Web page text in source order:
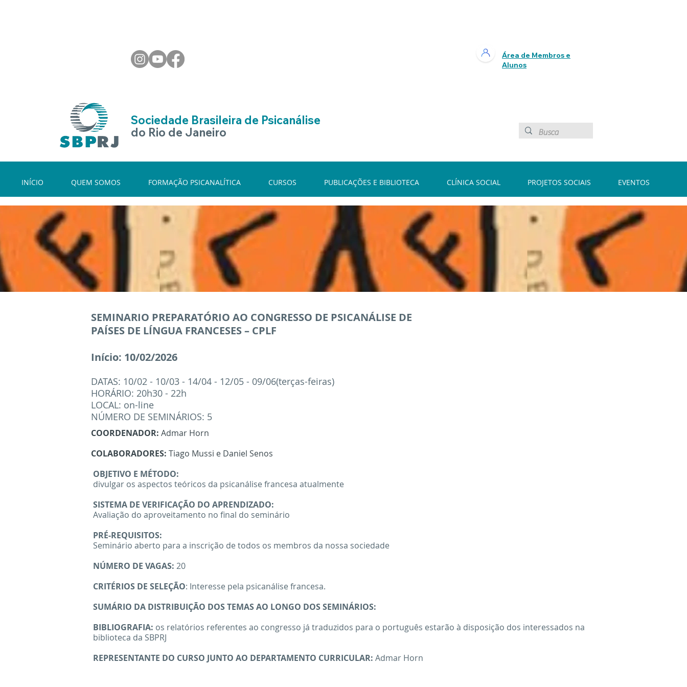
Sociedade Brasileira de Psicanálise
do Rio de Janeiro
Área de Membros e
Alunos
SEMINARIO PREPARATÓRIO AO CONGRESSO DE PSICANÁLISE DE
PAÍSES DE LÍNGUA FRANCESES – CPLF
Início: 10/02/2026
DATAS: 10/02 - 10/03 - 14/04 - 12/05 - 09/06(terças-feiras)
HORÁRIO: 20h30 - 22h
LOCAL: on-line
NÚMERO DE SEMINÁRIOS: 5
COORDENADOR: Admar Horn
COLABORADORES: Tiago Mussi e Daniel Senos
OBJETIVO E MÉTODO:
divulgar os aspectos teóricos da psicanálise francesa atualmente
SISTEMA DE VERIFICAÇÃO DO APRENDIZADO:
Avaliação do aproveitamento no final do seminário​
PRÉ-REQUISITOS:
Seminário aberto para a inscrição de todos os membros da nossa sociedade
NÚMERO DE VAGAS: 20
CRITÉRIOS DE SELEÇÃO: Interesse pela psicanálise francesa.
SUMÁRIO DA DISTRIBUIÇÃO DOS TEMAS AO LONGO DOS SEMINÁRIOS:
BIBLIOGRAFIA: os relatórios referentes ao congresso já traduzidos para o português estarão à disposição dos interessados na
biblioteca da SBPRJ
REPRESENTANTE DO CURSO JUNTO AO DEPARTAMENTO CURRICULAR: Admar Horn
INÍCIO QUEM SOMOS FORMAÇÃO PSICANALÍTICA CURSOS PUBLICAÇÕES E BIBLIOTECA CLÍNICA SOCIAL PROJETOS SOCIAIS EVENTOS